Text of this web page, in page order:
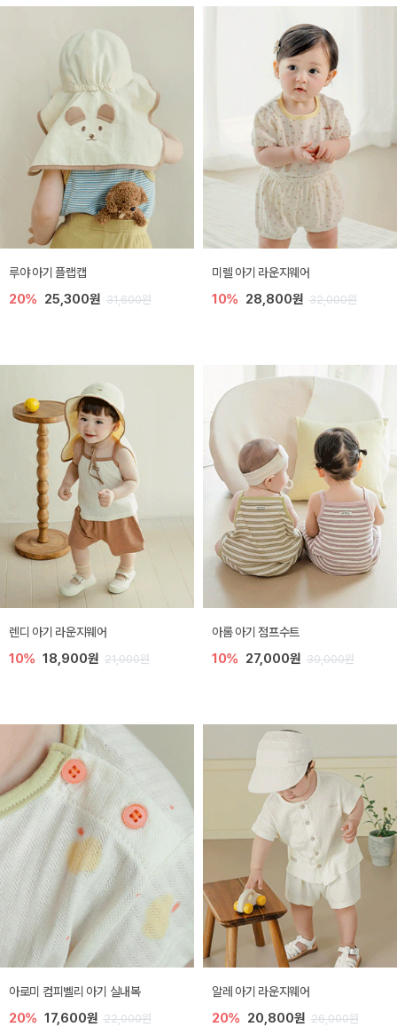
루야 아기 플랩캡
20% 25,300원 31,600원
미렐 아기 라운지웨어
10% 28,800원 32,000원
렌디 아기 라운지웨어
10% 18,900원 21,000원
아롬 아기 점프수트
10% 27,000원 30,000원
아로미 컴피벨리 아기 실내복
20% 17,600원 22,000원
알레 아기 라운지웨어
20% 20,800원 26,000원